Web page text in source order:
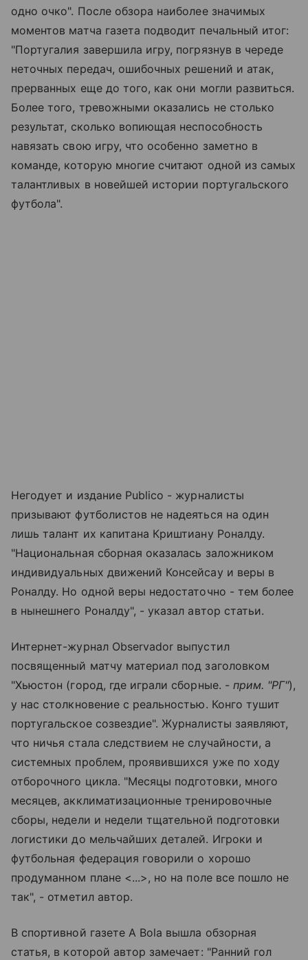
одно очко". После обзора наиболее значимых
моментов матча газета подводит печальный итог:
"Португалия завершила игру, погрязнув в череде
неточных передач, ошибочных решений и атак,
прерванных еще до того, как они могли развиться.
Более того, тревожными оказались не столько
результат, сколько вопиющая неспособность
навязать свою игру, что особенно заметно в
команде, которую многие считают одной из самых
талантливых в новейшей истории португальского
футбола".
Негодует и издание Publico - журналисты
призывают футболистов не надеяться на один
лишь талант их капитана Криштиану Роналду.
"Национальная сборная оказалась заложником
индивидуальных движений Консейсау и веры в
Роналду. Но одной веры недостаточно - тем более
в нынешнего Роналду", - указал автор статьи.
Интернет-журнал Observador выпустил
посвященный матчу материал под заголовком
"Хьюстон (город, где играли сборные. - прим. "РГ"),
у нас столкновение с реальностью. Конго тушит
португальское созвездие". Журналисты заявляют,
что ничья стала следствием не случайности, а
системных проблем, проявившихся уже по ходу
отборочного цикла. "Месяцы подготовки, много
месяцев, акклиматизационные тренировочные
сборы, недели и недели тщательной подготовки
логистики до мельчайших деталей. Игроки и
футбольная федерация говорили о хорошо
продуманном плане <...>, но на поле все пошло не
так", - отметил автор.
В спортивной газете A Bola вышла обзорная
статья, в которой автор замечает: "Ранний гол